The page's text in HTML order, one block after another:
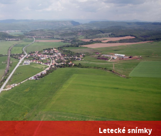
Letecké snímky